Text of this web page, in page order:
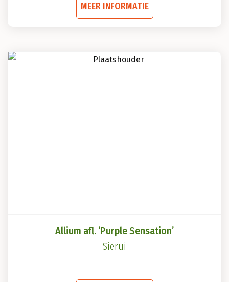
MEER INFORMATIE
product
Allium afl. ‘Purple Sensation’
Sierui